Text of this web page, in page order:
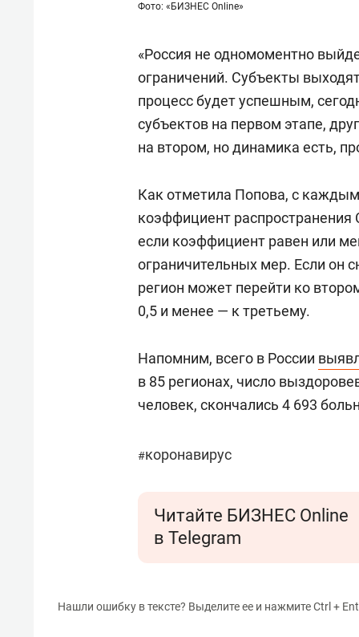
Фото: «БИЗНЕС Online»
«Россия не одномоментно
ограничений. Субъекты
процесс будет успешным,
субъектов на первом этапе,
на втором, но динамика есть,
Как отметила Попова, с
коэффициент распространения
если коэффициент равен или
ограничительных мер. Если он
регион может перейти ко
0,5 и менее — к третьему.
Напомним, всего в России
в 85 регионах, число
человек, скончались 4 693
#коронавирус
Читайте БИЗНЕС Online
в Telegram
Нашли ошибку в тексте? Выделите ее и нажмите Ctrl +